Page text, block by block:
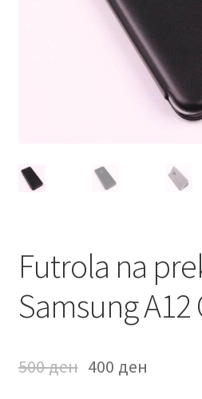
Сервис за мобилни телефони
Futrola na
Samsung A12
500ден 400 ден